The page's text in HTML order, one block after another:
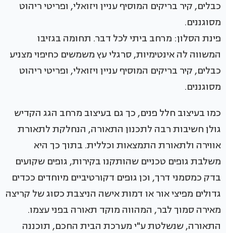
פינת הסלון: מרחב ביתי לכל דבר. תחומה בגזיבו
המשווה לה אינטימיות, סרגלי עץ משמשים כחיפוי מצניע
כבלים, קיר בריקים המוסיף עניין ויזואלי, ופריטי ריהוט
מסוגננים.
כמו בעיצוב חלל פנים, כך גם בעיצוב מרחב הגג הקדיש
גולן חשיבות רבה לתכנון התאורה, הנחלקת לתאורת
אווירה ולתאורת התמצאות וכללית. בתוך כך היא
משלבת גופים טכניים שהותקנו בקירות, גופים שקועים
בדק כמסמני דרך, וכן גופים דקורטיביים מיוחדים ככדים
גדולים מפיצי אור או דמות אישה הניצבת כסוג של קריצה
מאירה סמוך לבר, המהווה מוקד תאורה בפני עצמו.
התאורה, שנשלטת ע"י מערכת הבית החכם, תוכננה